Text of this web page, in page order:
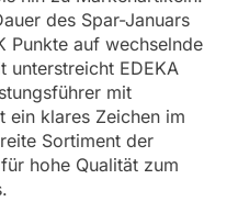
des Spar-Januars
Punkte auf wechselnde
unterstreicht EDEKA
mit
ein klares Zeichen im
Sortiment der
hohe Qualität zum